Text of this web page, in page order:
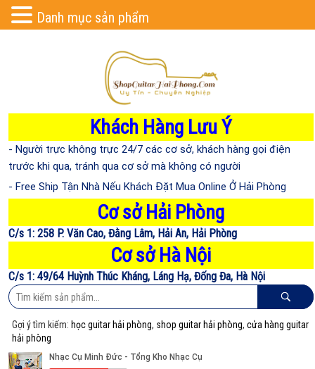
Khách Hàng Lưu Ý
- Người trực không trực 24/7 các cơ sở, khách hàng gọi điện
trước khi qua, tránh qua cơ sở mà không có người
- Free Ship Tận Nhà Nếu Khách Đặt Mua Online Ở Hải Phòng
Cơ sở Hải Phòng
C/s 1: 258 P. Văn Cao, Đằng Lâm, Hải An, Hải Phòng
Cơ sở Hà Nội
C/s 1: 49/64 Huỳnh Thúc Kháng, Láng Hạ, Đống Đa, Hà Nội
Gợi ý tìm kiếm: học guitar hải phòng, shop guitar hải phòng,cửa hàng guitar
hải phòng
Danh mục sản phẩm